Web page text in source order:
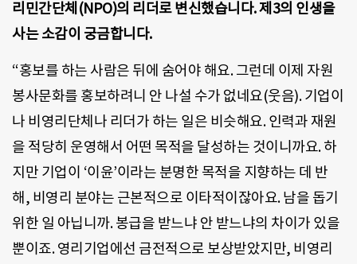
리민간단체(NPO)의 리더로 변신했습니다. 제3의 인생을
사는 소감이 궁금합니다.
“홍보를 하는 사람은 뒤에 숨어야 해요. 그런데 이제 자원
봉사문화를 홍보하려니 안 나설 수가 없네요(웃음). 기업이
나 비영리단체나 리더가 하는 일은 비슷해요. 인력과 재원
을 적당히 운영해서 어떤 목적을 달성하는 것이니까요. 하
지만 기업이 ‘이윤’이라는 분명한 목적을 지향하는 데 반
해, 비영리 분야는 근본적으로 이타적이잖아요. 남을 돕기
위한 일 아닙니까. 봉급을 받느냐 안 받느냐의 차이가 있을
뿐이죠. 영리기업에선 금전적으로 보상받았지만, 비영리